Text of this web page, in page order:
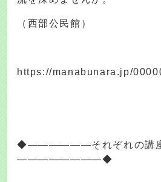
（西部公民館）
https://manabunara.jp/
◆――――――それぞれの講座
――――――――◆